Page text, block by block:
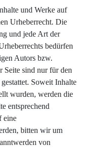
und Werke auf
Urheberrecht. Die
und jede Art der
bedürfen
Autors bzw.
Seite sind nur für den
Soweit Inhalte
wurden, werden die
entsprechend
eine
bitten wir um
von